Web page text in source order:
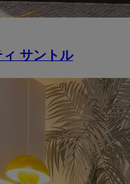
サントル